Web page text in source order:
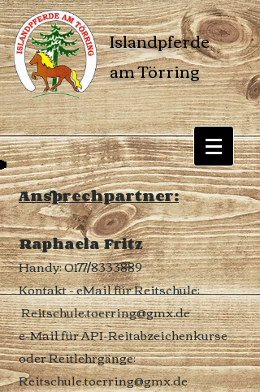
Islandpferde
am Törring
Ansprechpartner:
Raphaela Fritz
Handy: 0177/8333889
Kontakt - eMail für Reitschule:
Reitschule.toerring@gmx.de
e-Mail für API-Reitabzeichenkurse
oder Reitlehrgänge:
Reitschule.toerring@gmx.de